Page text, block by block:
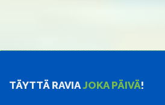
TÄYTTÄ RAVIAJOKA PÄIVÄ!